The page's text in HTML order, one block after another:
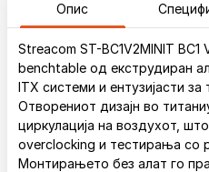
Опис
Streacom ST-BC1V2MINIT BC1
benchtable од екструдиран
ITX системи и ентузијасти
Отворениот дизајн во
циркулација на воздухот,
overclocking и тестирања со
Монтирањето без алат го